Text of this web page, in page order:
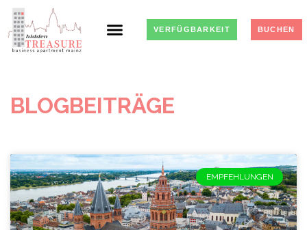
VERFÜGBARKEIT BUCHEN
BLOGBEITRÄGE
EMPFEHLUNGEN